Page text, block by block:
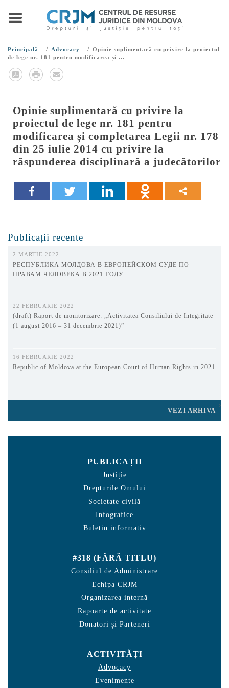
Principală / Advocacy / Opinie suplimentară cu privire la proiectul
de lege nr. 181 pentru modificarea și ...
Opinie suplimentară cu privire la
proiectul de lege nr. 181 pentru
modificarea și completarea Legii nr. 178
din 25 iulie 2014 cu privire la
răspunderea disciplinară a judecătorilor
Publicații recente
2 MARTIE 2022
РЕСПУБЛИКА МОЛДОВА В ЕВРОПЕЙСКОМ СУДЕ ПО
ПРАВАМ ЧЕЛОВЕКА В 2021 ГОДУ
22 FEBRUARIE 2022
(draft) Raport de monitorizare: „Activitatea Consiliului de Integritate
(1 august 2016 – 31 decembrie 2021)”
16 FEBRUARIE 2022
Republic of Moldova at the European Court of Human Rights in 2021
VEZI ARHIVA
PUBLICAȚII
Justiție
Drepturile Omului
Societate civilă
Infografice
Buletin informativ
#318 (FĂRĂ TITLU)
Consiliul de Administrare
Echipa CRJM
Organizarea internă
Rapoarte de activitate
Donatori și Parteneri
ACTIVITĂȚI
Advocacy
Evenimente